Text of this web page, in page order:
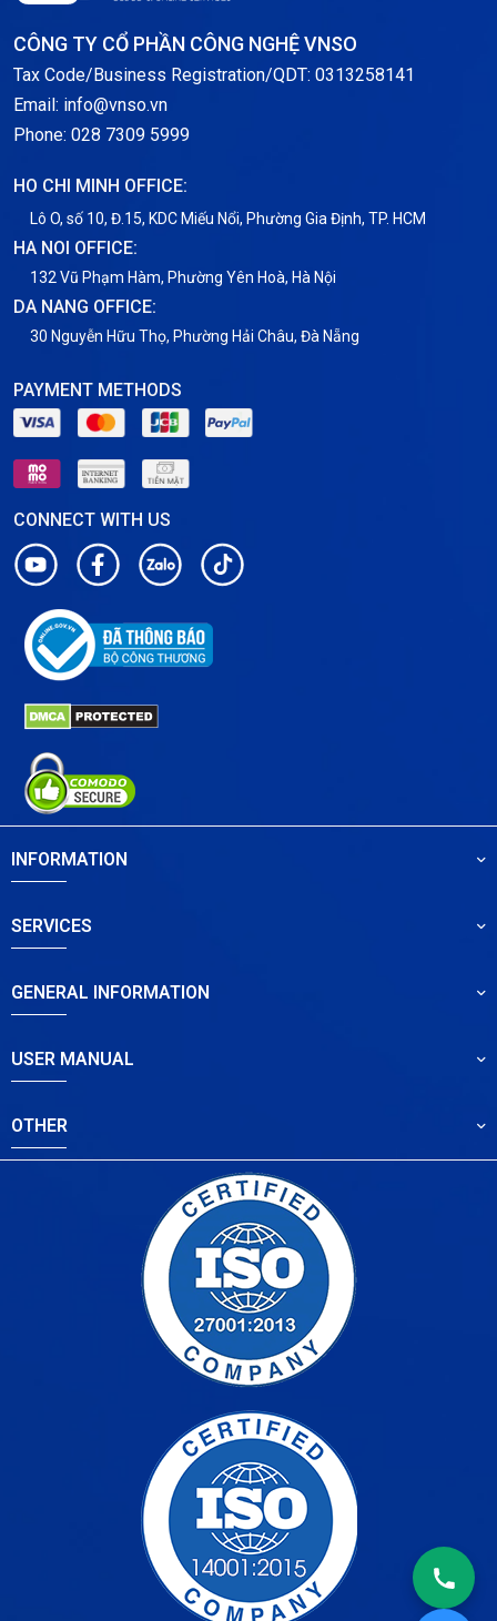
Notification
Thông tin chung
Tin tức
VNPT
CÔNG TY CỔ PHẦN CÔNG NGHỆ VNSO
Tax Code/Business Registration/QDT: 0313258141
Email: info@vnso.vn
Phone: 028 7309 5999
HO CHI MINH OFFICE:
Lô O, số 10, Đ.15, KDC Miếu Nổi, Phường Gia Định, TP. HCM
HA NOI OFFICE:
132 Vũ Phạm Hàm, Phường Yên Hoà, Hà Nội
DA NANG OFFICE:
30 Nguyễn Hữu Thọ, Phường Hải Châu, Đà Nẵng
PAYMENT METHODS
CONNECT WITH US
INFORMATION
SERVICES
GENERAL INFORMATION
USER MANUAL
OTHER